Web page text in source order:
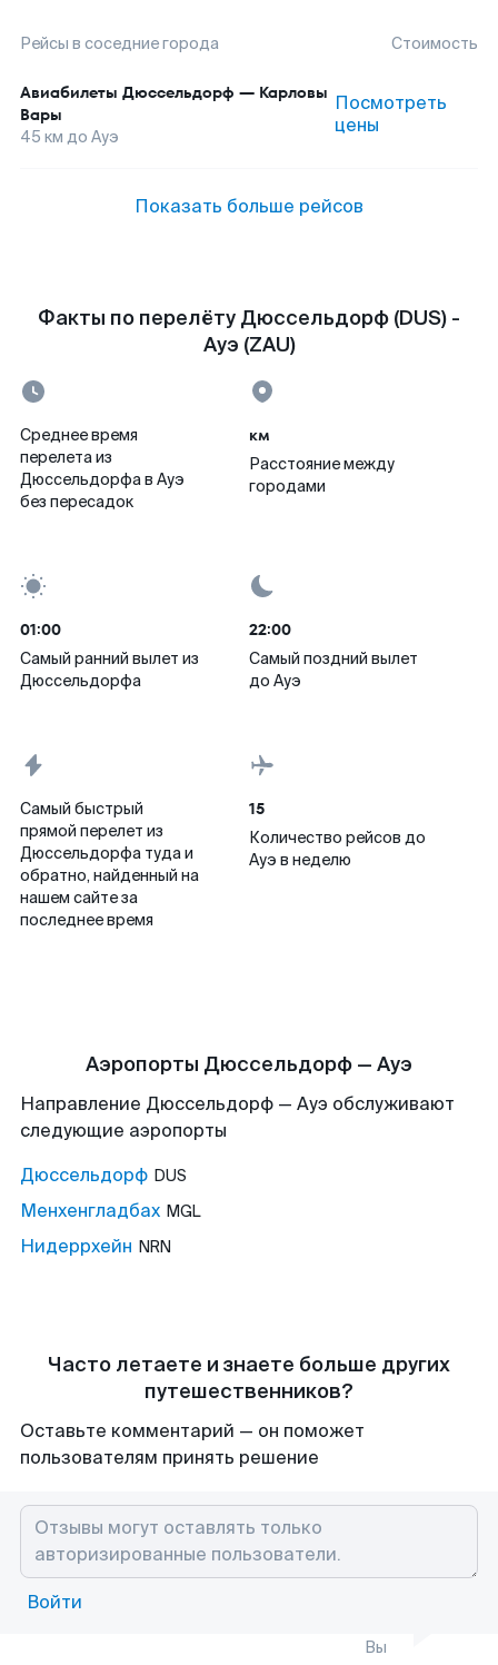
Рейсы в соседние города Стоимость
Авиабилеты Дюссельдорф — Карловы
Вары
45 км до Ауэ
Посмотреть
цены
Показать больше рейсов
Факты по перелёту Дюссельдорф (DUS) -
Ауэ (ZAU)
Среднее время
перелета из
Дюссельдорфа в Ауэ
без пересадок
км
Расстояние между
городами
01:00
Самый ранний вылет из
Дюссельдорфа
22:00
Самый поздний вылет
до Ауэ
Самый быстрый
прямой перелет из
Дюссельдорфа туда и
обратно, найденный на
нашем сайте за
последнее время
15
Количество рейсов до
Ауэ в неделю
Аэропорты Дюссельдорф — Ауэ
Направление Дюссельдорф — Ауэ обслуживают
следующие аэропорты
Дюссельдорф DUS
Менхенгладбах MGL
Нидеррхейн NRN
Часто летаете и знаете больше других
путешественников?
Оставьте комментарий — он поможет
пользователям принять решение
Войти
Вы